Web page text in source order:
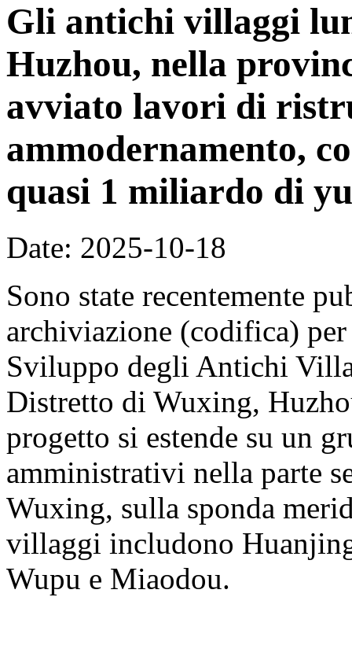
Gli antichi villaggi
Huzhou, nella
avviato lavori di
ammodernamento,
quasi 1 miliardo di
Date: 2025-10-18
Sono state recentemente
archiviazione (codifica)
Sviluppo degli Antichi
Distretto di Wuxing,
progetto si estende su un
amministrativi nella parte
Wuxing, sulla sponda
villaggi includono
Wupu e Miaodou.